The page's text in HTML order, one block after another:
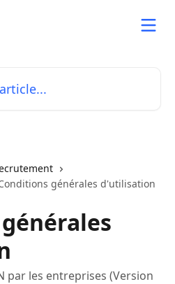
générales d'utilisation
par les entreprises (Version